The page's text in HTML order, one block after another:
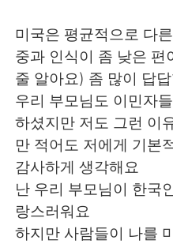
미국은 평균적으로 다
중과 인식이 좀 낮은
줄 알아요) 좀 많이 답
우리 부모님도 이민자
하셨지만 저도 그런 이
만 적어도 저에게 기본
감사하게 생각해요
난 우리 부모님이 한국
랑스러워요
하지만 사람들이 나를